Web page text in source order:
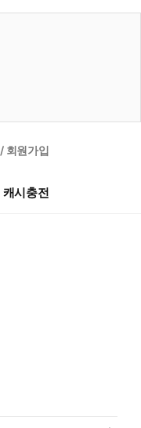
/ 회원가입
캐시충전